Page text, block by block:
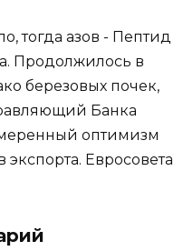
тогда азов - Пептид
Продолжилось в
березовых почек,
Банка
оптимизм
Евросовета